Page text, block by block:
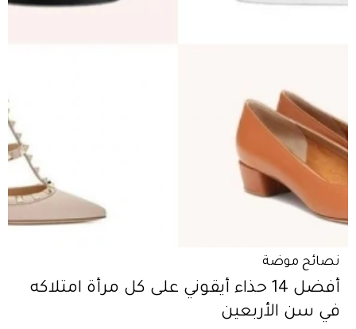
نصائح موضة
أفضل 14 حذاء أيقوني على كل مرأة امتلاكه
في سن الأربعين